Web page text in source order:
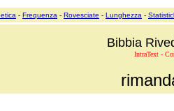
- Frequenza - Rovesciate - Lunghezza -
Bibbia
IntraText -